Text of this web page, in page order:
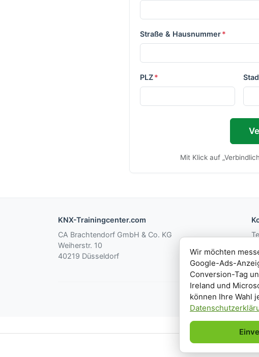
Straße & Hausnummer*
PLZ*
Mit Klick auf
KNX-Trainingcenter.com
CA Brachtendorf GmbH & Co. KG
Weiherstr. 10
40219 Düsseldorf
© 2026
Wir möchten
Google-Ads-
Conversion-Tag
Ireland und
können Ihre Wahl